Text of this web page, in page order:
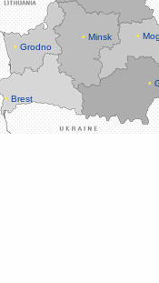
•
•
• Brest
• Grodno
• Minsk